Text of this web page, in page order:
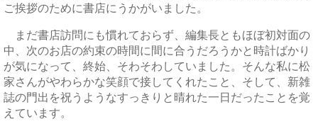
ご挨拶のために書店にうかがいました。
まだ書店訪問にも慣れておらず、編集長ともほぼ初対面の
中、次のお店の約束の時間に間に合うだろうかと時計ばかり
が気になって、終始、そわそわしていました。そんな私に松
家さんがやわらかな笑顔で接してくれたこと、そして、新雑
誌の門出を祝うようなすっきりと晴れた一日だったことを覚
えています。